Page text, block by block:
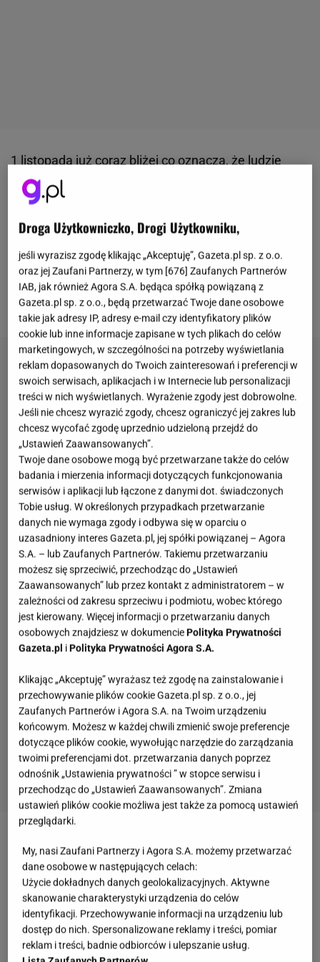
1 listopada już coraz bliżej co oznacza, że ludzie
tłumnie ruszą na cmentarze. Warto pamiętać, że ten
dzień to nie tylko szansa na
położenie wiązanki, ale również o zadbanie o groby
zanieczyszczeń z nagrobków nie jest łatwym
zadaniem. Czasami może nawet skutkować w
uszkodzeniu płyty. Na szczęście da się tego uniknąć.
Zobacz wideo Wszystkich Świętych 2022. Drożyzna
dotarła na cmentarze? Emeryci: Nie narzekamy, nie
płaczemy
Więcej podobnych artykułów przeczytasz na stronie
głównejGazeta.pl
Droga Użytkowniczko, Drogi Użytkowniku,
jeśli wyrazisz zgodę klikając „Akceptuję”, Gazeta.pl sp. z o.o.
oraz jej Zaufani Partnerzy, w tym [676] Zaufanych Partnerów
IAB, jak również Agora S.A. będąca spółką powiązaną z
Gazeta.pl sp. z o.o., będą przetwarzać Twoje dane osobowe
takie jak adresy IP, adresy e-mail czy identyfikatory plików
cookie lub inne informacje zapisane w tych plikach do celów
marketingowych, w szczególności na potrzeby wyświetlania
reklam dopasowanych do Twoich zainteresowań i preferencji w
swoich serwisach, aplikacjach i w Internecie lub personalizacji
treści w nich wyświetlanych. Wyrażenie zgody jest dobrowolne.
Jeśli nie chcesz wyrazić zgody, chcesz ograniczyć jej zakres lub
chcesz wycofać zgodę uprzednio udzieloną przejdź do
„Ustawień Zaawansowanych”.
Twoje dane osobowe mogą być przetwarzane także do celów
badania i mierzenia informacji dotyczących funkcjonowania
serwisów i aplikacji lub łączone z danymi dot. świadczonych
Tobie usług. W określonych przypadkach przetwarzanie
danych nie wymaga zgody i odbywa się w oparciu o
uzasadniony interes Gazeta.pl, jej spółki powiązanej – Agora
S.A. – lub Zaufanych Partnerów. Takiemu przetwarzaniu
możesz się sprzeciwić, przechodząc do „Ustawień
Zaawansowanych” lub przez kontakt z administratorem – w
zależności od zakresu sprzeciwu i podmiotu, wobec którego
jest kierowany. Więcej informacji o przetwarzaniu danych
osobowych znajdziesz w dokumenciePolityka Prywatności
Gazeta.pl iPolityka Prywatności Agora S.A.
Klikając „Akceptuję” wyrażasz też zgodę na zainstalowanie i
przechowywanie plików cookie Gazeta.pl sp. z o.o., jej
Zaufanych Partnerów i Agora S.A. na Twoim urządzeniu
końcowym. Możesz w każdej chwili zmienić swoje preferencje
dotyczące plików cookie, wywołując narzędzie do zarządzania
twoimi preferencjami dot. przetwarzania danych poprzez
odnośnik „Ustawienia prywatności ” w stopce serwisu i
przechodząc do „Ustawień Zaawansowanych”. Zmiana
ustawień plików cookie możliwa jest także za pomocą ustawień
przeglądarki.
My, nasi Zaufani Partnerzy i Agora S.A. możemy przetwarzać
dane osobowe w następujących celach:
Użycie dokładnych danych geolokalizacyjnych. Aktywne
skanowanie charakterystyki urządzenia do celów
identyfikacji. Przechowywanie informacji na urządzeniu lub
dostęp do nich. Spersonalizowane reklamy i treści, pomiar
reklam i treści, badnie odbiorców i ulepszanie usług.